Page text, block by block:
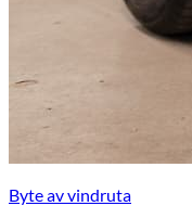
Byte av vindruta